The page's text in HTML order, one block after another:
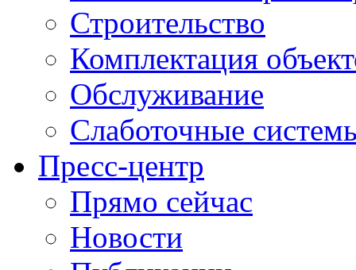
Строительство
Комплектация
Обслуживание
Слаботочные
Пресс-центр
Прямо сейчас
Новости